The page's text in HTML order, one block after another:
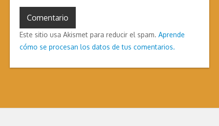
Este sitio usa Akismet para reducir el spam. Aprende
cómo se procesan los datos de tus comentarios.